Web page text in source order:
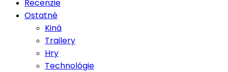
Recenzie
Ostatné
Kiná
Trailery
Hry
Technológie